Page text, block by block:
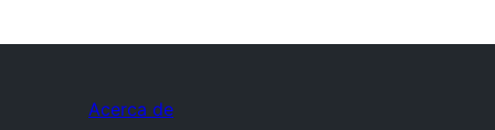
Acerca de